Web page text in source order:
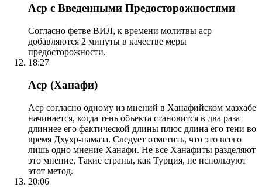
Аср с Введенными Предосторожностями
Согласно фетве ВИЛ, к времени молитвы аср
добавляются 2 минуты в качестве меры
предосторожности.
18:27
Аср (Ханафи)
Аср согласно одному из мнений в Ханафийском мазхабе
начинается, когда тень объекта становится в два раза
длиннее его фактической длины плюс длина его тени во
время Дхухр-намаза. Следует отметить, что это всего
лишь одно мнение Ханафи. Не все Ханафиты разделяют
это мнение. Такие страны, как Турция, не используют
этот метод.
20:06